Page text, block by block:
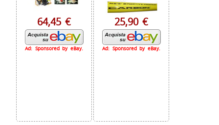
64,45 €
Ad: Sponsored by eBay.
25,90 €
Ad: Sponsored by eBay.